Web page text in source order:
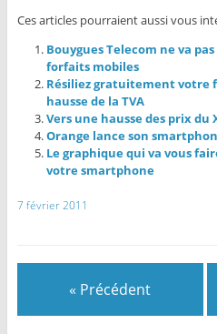
Ces articles pourraient aussi vous
Bouygues Telecom ne va
forfaits mobiles
Résiliez gratuitement votre
hausse de la TVA
Vers une hausse des prix du
Orange lance son
Le graphique qui va vous
votre smartphone
7 février 2011
« Précédent